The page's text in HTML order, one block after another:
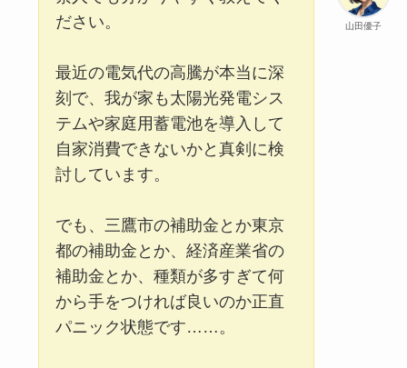
山田優子
ださい。
最近の電気代の高騰が本当に深
刻で、我が家も太陽光発電シス
テムや家庭用蓄電池を導入して
自家消費できないかと真剣に検
討しています。
でも、三鷹市の補助金とか東京
都の補助金とか、経済産業省の
補助金とか、種類が多すぎて何
から手をつければ良いのか正直
パニック状態です……。